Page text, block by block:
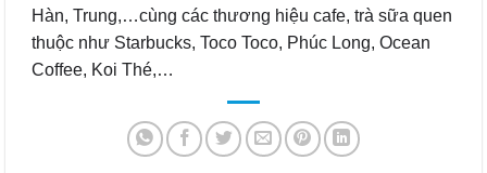
Hàn, Trung,…cùng các thương hiệu cafe, trà sữa quen
thuộc như Starbucks, Toco Toco, Phúc Long, Ocean
Coffee, Koi Thé,…